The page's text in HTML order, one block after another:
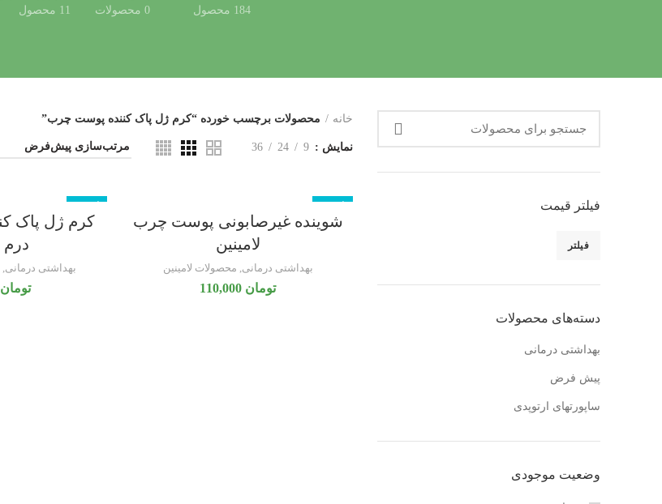
184 محصول
0 محصولات
11 محصول
فیلتر قیمت
فیلتر
دسته‌های محصولات
بهداشتی درمانی
پیش فرض
ساپورتهای ارتوپدی
وضعیت موجودی
خانه محصولات برچسب خورده “کرم ژل پاک کننده پوست چرب”
نمایش 9
24
36
شوینده غیرصابونی پوست چرب
لامینین
بهداشتی درمانی, محصولات لامینین
تومان
کرم ژل پاک
درم
بهداشتی درمانی,
تومان